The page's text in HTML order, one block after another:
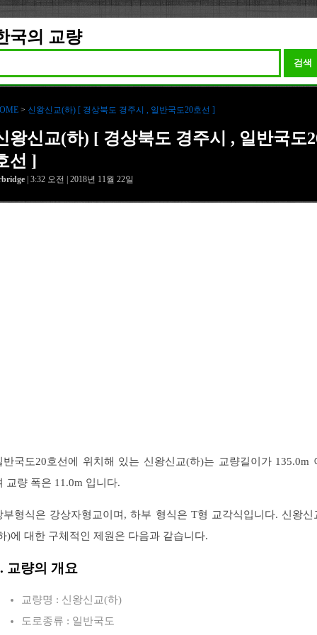
국의 교량
검색
> 신왕신교(하) [ 경상북도 경주시 , 일반국도20호선 ]
왕신교(하) [ 경상북도 경주시 , 일반국도
선 ]
| 3:32 오전 | 2018년 11월 22일
반국도20호선에 위치해 있는 신왕신교(하)는 교량길이가 135.0m
교량 폭은 11.0m 입니다.
부형식은 강상자형교이며, 하부 형식은 T형 교각식입니다. 신왕신
)에 대한 구체적인 제원은 다음과 같습니다.
교량의 개요
교량명 : 신왕신교(하)
도로종류 : 일반국도